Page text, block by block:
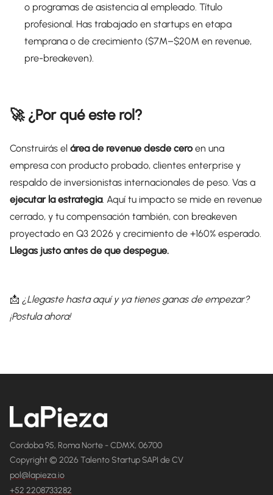
o programas de asistencia al empleado. Título
profesional. Has trabajado en startups en etapa
temprana o de crecimiento ($7M–$20M en revenue,
pre-breakeven).
🚀 ¿Por qué este rol?
Construirás el área de revenue desde ceroen una
empresa con producto probado, clientes enterprise y
respaldo de inversionistas internacionales de peso. Vas a
ejecutar la estrategia. Aquí tu impacto se mide en revenue
cerrado, y tu compensación también, con breakeven
proyectado en Q3 2026 y crecimiento de +160% esperado.
Llegas justo antes de que despegue.
📩 ¿Llegaste hasta aquí y ya tienes ganas de empezar?
¡Postula ahora!
Cordoba 95, Roma Norte - CDMX, 06700
Copyright © 2026 Talento Startup SAPI de CV
pol@lapieza.io
+52 2208733282